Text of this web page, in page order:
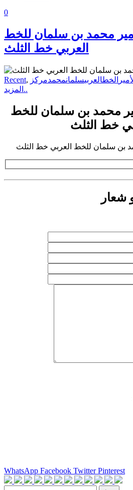
0
محمد بن سلمان للخط
العربي خط الثلث
Recent, الخطالعربيسلمانمحمدمركز
المزيد..
محمد بن سلمان للخط
خط الثلث
بن سلمان للخط العربي خط الثلث
شعار
WhatsApp Facebook TwitterPinterest